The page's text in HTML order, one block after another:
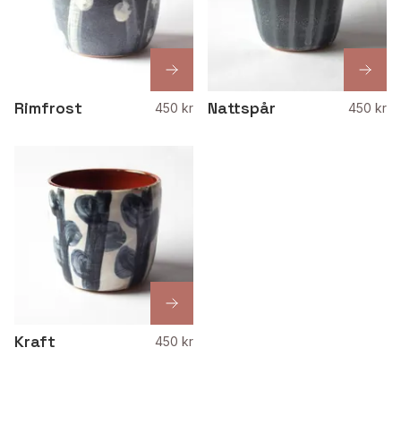
Rimfrost 450 kr Nattspår 450 kr
Kraft 450 kr